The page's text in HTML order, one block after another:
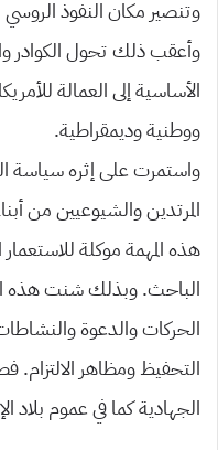
وتنصير مكان النفوذ
وأعقب ذلك تحول الكوادر
الأساسية إلى العمالة
ووطنية وديمقراطية.
واستمرت على إثره سياسة
المرتدين والشيوعيين من
هذه المهمة موكلة
الباحث. وبذلك شنت هذه
الحركات والدعوة
التحفيظ ومظاهر
الجهادية كما في عموم